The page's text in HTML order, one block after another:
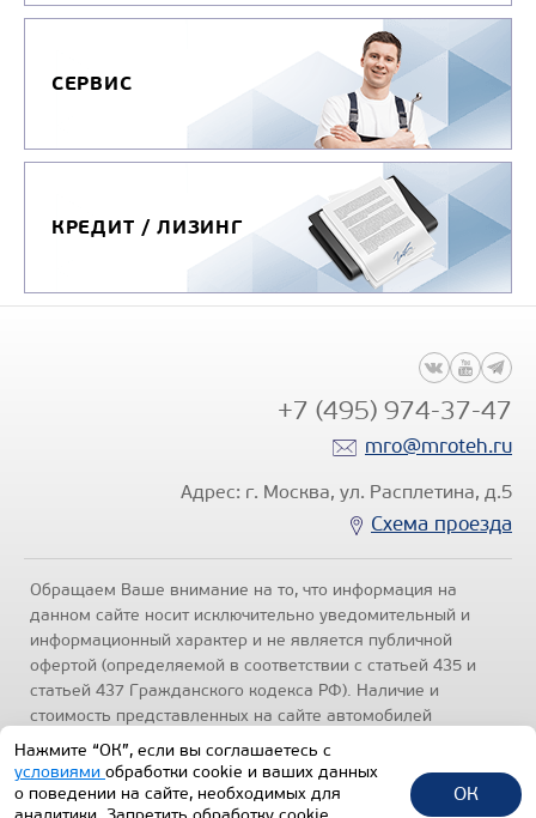
СЕРВИС
КРЕДИТ / ЛИЗИНГ
+7 (495) 974-37-47
mro@mroteh.ru
Адрес: г. Москва, ул. Расплетина, д.5
Схема проезда
Обращаем Ваше внимание на то, что информация на
данном сайте носит исключительно уведомительный и
информационный характер и не является публичной
офертой (определяемой в соответствии с статьей 435 и
статьей 437 Гражданского кодекса РФ). Наличие и
стоимость представленных на сайте автомобилей
уточняйте по телефонам отделов продаж, представленных
в разделе "Контакты" настоящего ресурса.
конфиденциальности.
Нажмите “ОК”, если вы соглашаетесь с
условиями обработки cookie и ваших данных
о поведении на сайте, необходимых для
ОК